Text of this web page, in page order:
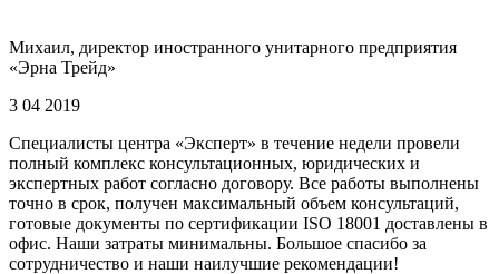
Михаил, директор иностранного унитарного предприятия
«Эрна Трейд»
3 04 2019
Специалисты центра «Эксперт» в течение недели провели
полный комплекс консультационных, юридических и
экспертных работ согласно договору. Все работы выполнены
точно в срок, получен максимальный объем консультаций,
готовые документы по сертификации ISO 18001 доставлены в
офис. Наши затраты минимальны. Большое спасибо за
сотрудничество и наши наилучшие рекомендации!